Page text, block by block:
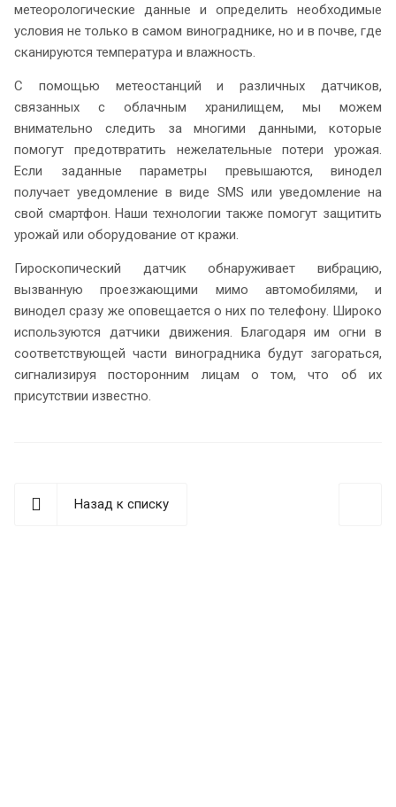
метеорологические данные и определить необходимые
условия не только в самом винограднике, но и в почве, где
сканируются температура и влажность.
С помощью метеостанций и различных датчиков,
связанных с облачным хранилищем, мы можем
внимательно следить за многими данными, которые
помогут предотвратить нежелательные потери урожая.
Если заданные параметры превышаются, винодел
получает уведомление в виде SMS или уведомление на
свой смартфон. Наши технологии также помогут защитить
урожай или оборудование от кражи.
Гироскопический датчик обнаруживает вибрацию,
вызванную проезжающими мимо автомобилями, и
винодел сразу же оповещается о них по телефону. Широко
используются датчики движения. Благодаря им огни в
соответствующей части виноградника будут загораться,
сигнализируя посторонним лицам о том, что об их
присутствии известно.
Назад к списку